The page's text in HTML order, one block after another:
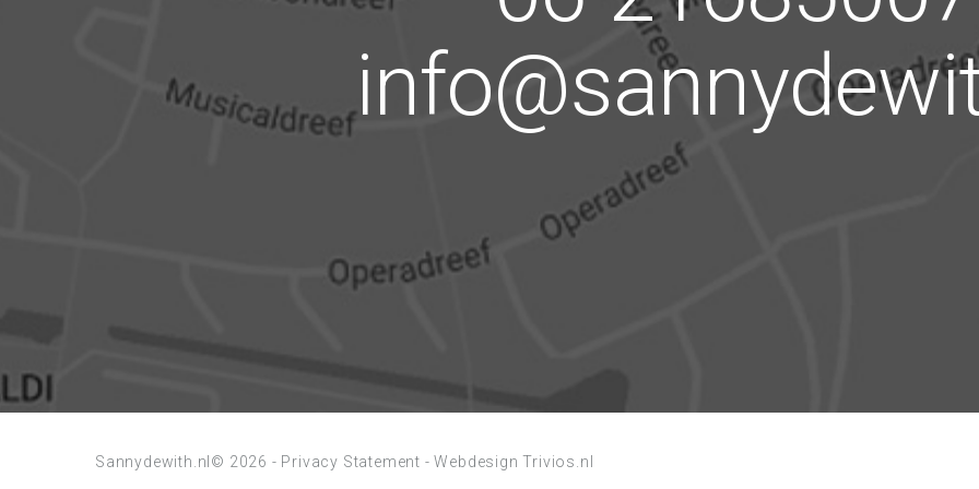
Sannydewith.nl© 2026 - Privacy Statement -Webdesign Trivios.nl